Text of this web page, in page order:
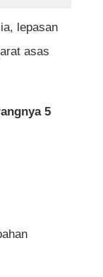
mengikut
oleh
secara
lepasan
asas
5